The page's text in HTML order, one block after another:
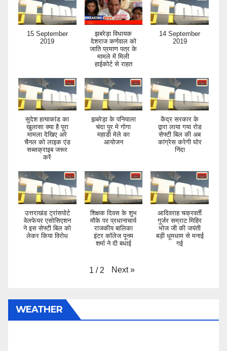
15 September
2019
झबरेड़ा विधायक
देशराज कर्णवाल को
जाति प्रमाण पत्र के
मामले में मिली
हाईकोर्ट से राहत
14 September
2019
सुदेश हत्याकांड का
खुलासा क्या है पूरा
मामला देखिए अरे
चैनल को लाइक एंड
सब्सक्राइब जरूर
करें
झबरेड़ा के पनियाला
चंदा पुर मे गोगा
महाडी मेले का
आयोजन
केंद्र सरकार के
द्वारा लाया गया रोड
सेफ्टी बिल की अब
कांग्रेस करेगी घोर
निंदा
उत्तराखंड ट्रांसपोर्ट
वेलफेयर एसोसिएशन
ने इस सेफ्टी बिल को
लेकर किया विरोध
शिक्षक दिवस के शुभ
मौके पर प्रधानाचार्य
राजकीय बालिका
इंटर कॉलेज पूनम
शर्मा ने दी बधाई
आदिवराह चक्रवर्ती
गुर्जर सम्राट मिहिर
भोज जी की जयंती
बड़ी धूमधाम से मनाई
गई
1 / 2 Next »
WEATHER